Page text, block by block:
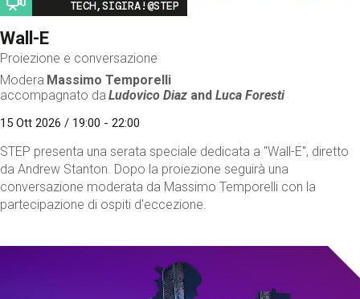
TECH,SIGIRA!@STEP
Wall-E
Proiezione e conversazione
Modera Massimo Temporelli
accompagnato da Ludovico Diaz andLuca Foresti
15 Ott 2026 / 19:00 - 22:00
STEP presenta una serata speciale dedicata a "Wall-E", diretto
da Andrew Stanton. Dopo la proiezione seguirà una
conversazione moderata da Massimo Temporelli con la
partecipazione di ospiti d'eccezione.